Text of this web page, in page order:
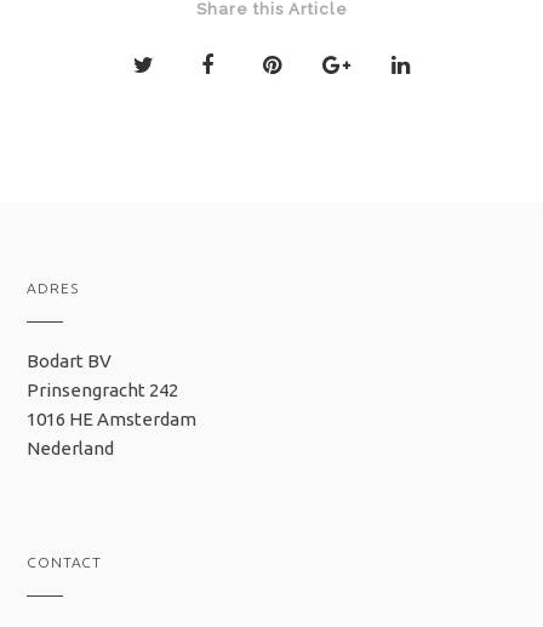
Share this Article
ADRES
Bodart BV
Prinsengracht 242
1016 HE Amsterdam
Nederland
CONTACT